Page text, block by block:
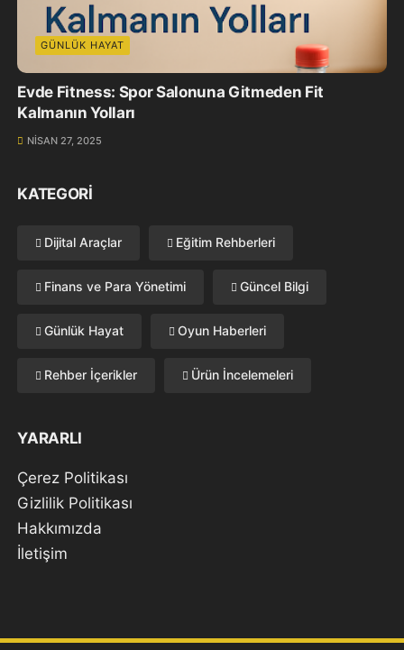
GÜNLÜK HAYAT
Evde Fitness: Spor Salonuna Gitmeden Fit
Kalmanın Yolları
NISAN 27, 2025
KATEGORI
Dijital Araçlar Eğitim Rehberleri
Finans ve Para Yönetimi Güncel Bilgi
Günlük Hayat Oyun Haberleri
Rehber İçerikler Ürün İncelemeleri
YARARLI
Çerez Politikası
Gizlilik Politikası
Hakkımızda
İletişim